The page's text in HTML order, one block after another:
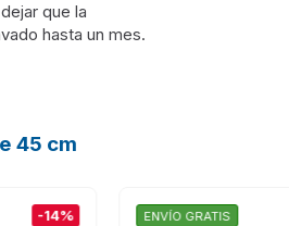
que la
hasta un mes.
45 cm
ENVÍO GRATIS